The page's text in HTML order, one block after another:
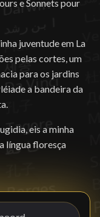
e Sonnets pour
juventude em La
pelas cortes, um
para os jardins
a bandeira da
eis a minha
língua floresça